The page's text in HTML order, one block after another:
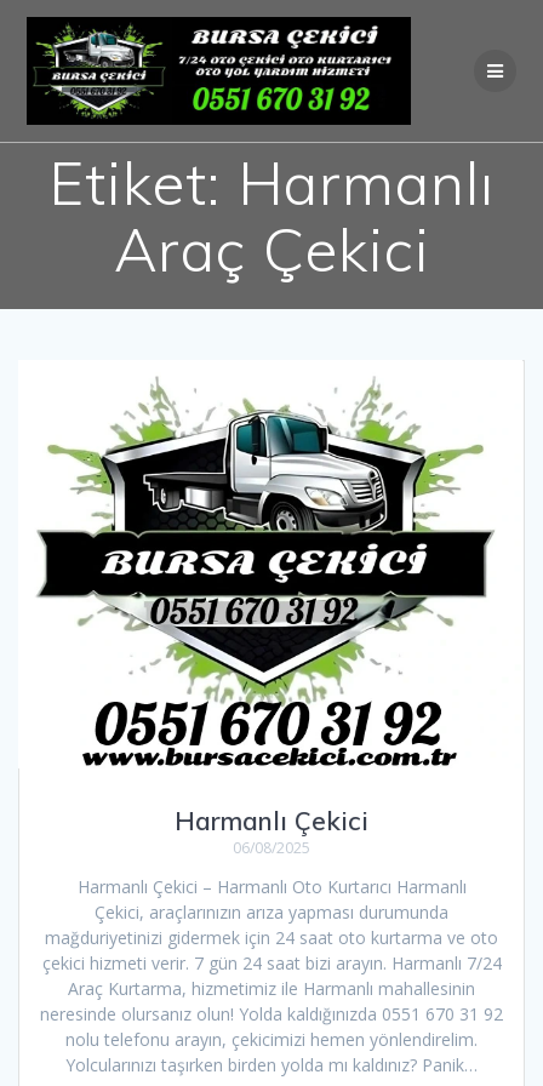
Skip
to
content
Etiket: Harmanlı
Araç Çekici
Harmanlı Çekici
06/08/2025
Harmanlı Çekici – Harmanlı Oto Kurtarıcı Harmanlı
Çekici, araçlarınızın arıza yapması durumunda
mağduriyetinizi gidermek için 24 saat oto kurtarma ve oto
çekici hizmeti verir. 7 gün 24 saat bizi arayın. Harmanlı 7/24
Araç Kurtarma, hizmetimiz ile Harmanlı mahallesinin
neresinde olursanız olun! Yolda kaldığınızda 0551 670 31 92
nolu telefonu arayın, çekicimizi hemen yönlendirelim.
Yolcularınızı taşırken birden yolda mı kaldınız? Panik…